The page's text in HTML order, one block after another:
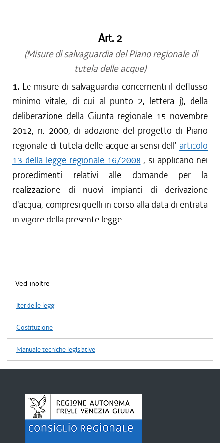
Art. 2
(Misure di salvaguardia del Piano regionale di
tutela delle acque)
1. Le misure di salvaguardia concernenti il deflusso
minimo vitale, di cui al punto 2, lettera j), della
deliberazione della Giunta regionale 15 novembre
2012, n. 2000, di adozione del progetto di Piano
regionale di tutela delle acque ai sensi dell' articolo
13 della legge regionale 16/2008 , si applicano nei
procedimenti relativi alle domande per la
realizzazione di nuovi impianti di derivazione
d'acqua, compresi quelli in corso alla data di entrata
in vigore della presente legge.
Vedi inoltre
Iter delle leggi
Costituzione
Manuale tecniche legislative